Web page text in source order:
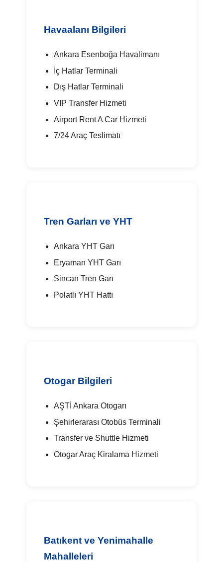
Havaalanı Bilgileri
Ankara Esenboğa Havalimanı
İç Hatlar Terminali
Dış Hatlar Terminali
VIP Transfer Hizmeti
Airport Rent A Car Hizmeti
7/24 Araç Teslimatı
Tren Garları ve YHT
Ankara YHT Garı
Eryaman YHT Garı
Sincan Tren Garı
Polatlı YHT Hattı
Otogar Bilgileri
AŞTİ Ankara Otogarı
Şehirlerarası Otobüs Terminali
Transfer ve Shuttle Hizmeti
Otogar Araç Kiralama Hizmeti
Batıkent ve Yenimahalle
Mahalleleri